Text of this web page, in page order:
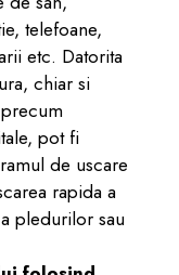
telefoane,
etc. Datorita
chiar si
pot fi
de uscare
rapida a
pledurilor sau